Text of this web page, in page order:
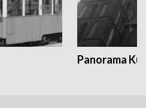
Panorama